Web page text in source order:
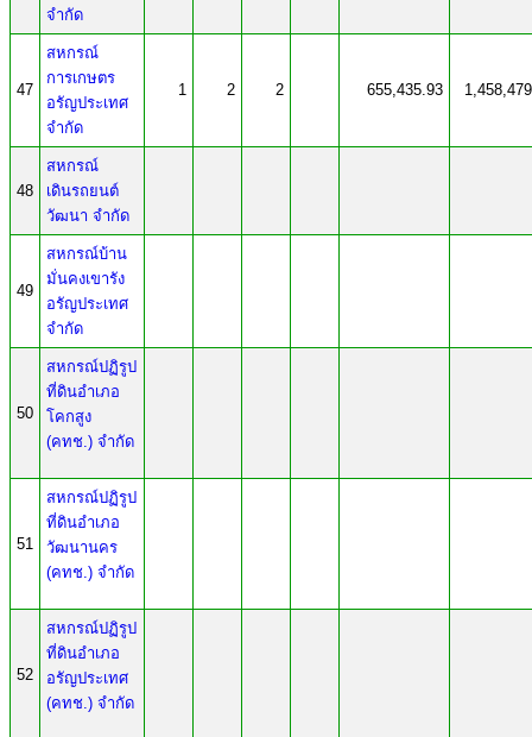
จำกัด
47
สหกรณ์
การเกษตร
อรัญประเทศ
จำกัด
1 2 2 655,435.93
48
สหกรณ์
เดินรถยนต์
วัฒนา จำกัด
49
สหกรณ์บ้าน
มั่นคงเขารัง
อรัญประเทศ
จำกัด
50
สหกรณ์ปฏิรูป
ที่ดินอำเภอ
โคกสูง
(คทช.) จำกัด
51
สหกรณ์ปฏิรูป
ที่ดินอำเภอ
วัฒนานคร
(คทช.) จำกัด
52
สหกรณ์ปฏิรูป
ที่ดินอำเภอ
อรัญประเทศ
(คทช.) จำกัด